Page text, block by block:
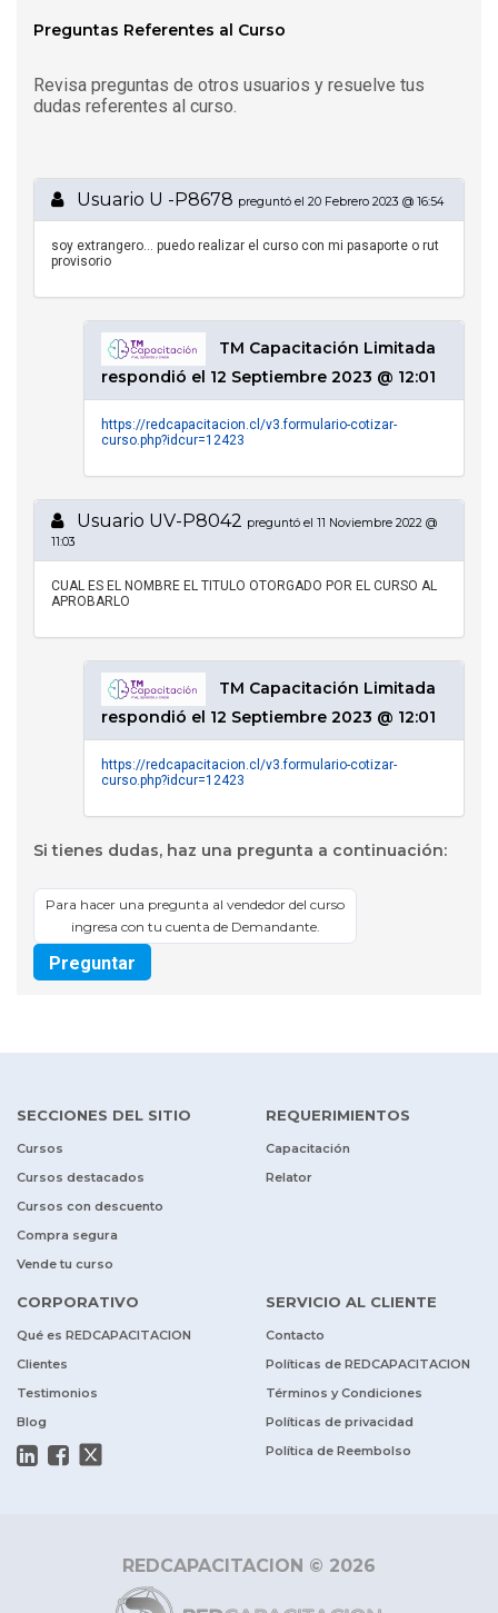
Preguntas Referentes al Curso
Revisa preguntas de otros usuarios y resuelve tus
dudas referentes al curso.
Usuario U -P8678 preguntó el 20 Febrero 2023 @ 16:54
soy extrangero... puedo realizar el curso con mi pasaporte o rut
provisorio
TM Capacitación Limitada
respondió el 12 Septiembre 2023 @ 12:01
https://redcapacitacion.cl/v3.formulario-cotizar-
curso.php?idcur=12423
Usuario UV-P8042 preguntó el 11 Noviembre 2022 @
11:03
CUAL ES EL NOMBRE EL TITULO OTORGADO POR EL CURSO AL
APROBARLO
TM Capacitación Limitada
respondió el 12 Septiembre 2023 @ 12:01
https://redcapacitacion.cl/v3.formulario-cotizar-
curso.php?idcur=12423
Si tienes dudas, haz una pregunta a continuación:
Para hacer una pregunta al vendedor del curso
ingresa con tu cuenta de Demandante.
Preguntar
SECCIONES DEL SITIO
Cursos
Cursos destacados
Cursos con descuento
Compra segura
Vende tu curso
REQUERIMIENTOS
Capacitación
Relator
CORPORATIVO
Qué es REDCAPACITACION
Clientes
Testimonios
Blog
SERVICIO AL CLIENTE
Contacto
Políticas de REDCAPACITACION
Términos y Condiciones
Políticas de privacidad
Política de Reembolso
REDCAPACITACION © 2026